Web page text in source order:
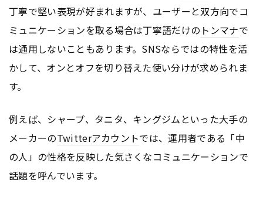
丁寧で堅い表現が好まれますが、ユーザーと双方向でコ
ミュニケーションを取る場合は丁寧語だけの トンマナで
は通用しないこともあります。SNSならではの特性を活
かして、オンとオフを切り替えた使い分けが求められま
す。
例えば、シャープ、タニタ、キングジムといった大手の
メーカーのTwitterアカウントでは、運用者である「中
の人」の性格を反映した気さくなコミュニケーションで
話題を呼んでいます。